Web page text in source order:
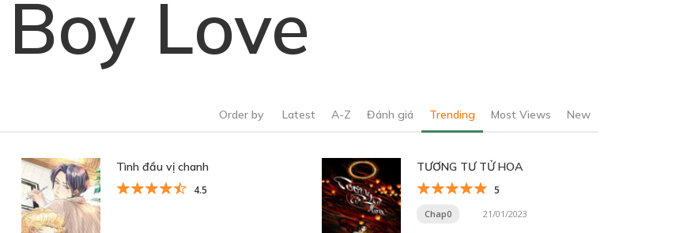
Boy Love
Order by Latest A-Z Đánh giá Trending Most Views New
Tình đầu vị chanh
4.5
TƯƠNG TƯ TỬ HOA
5
Chap0 21/01/2023